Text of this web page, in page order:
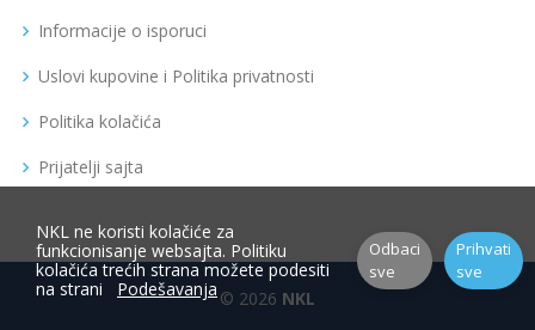
Informacije o isporuci
Uslovi kupovine i Politika privatnosti
Politika kolačića
Prijatelji sajta
© 2026 NKL
NKL ne koristi kolačiće za
funkcionisanje websajta. Politiku
kolačića trećih strana možete podesiti
na strani Podešavanja
Odbaci
sve
Prihvati
sve